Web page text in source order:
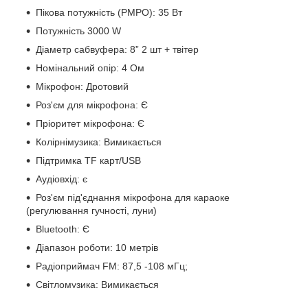
Пікова потужність (PMPO): 35 Вт
Потужність 3000 W
Діаметр сабвуфера: 8” 2 шт + твітер
Номінальний опір: 4 Ом
Мікрофон: Дротовий
Роз'єм для мікрофона: Є
Пріоритет мікрофона: Є
Колірнімузика: Вимикається
Підтримка TF карт/USB
Аудіовхід: є
Роз'єм під'єднання мікрофона для караоке
(регулювання гучності, луни)
Bluetooth: Є
Діапазон роботи: 10 метрів
Радіоприймач FM: 87,5 -108 мГц;
Світломузика: Вимикається